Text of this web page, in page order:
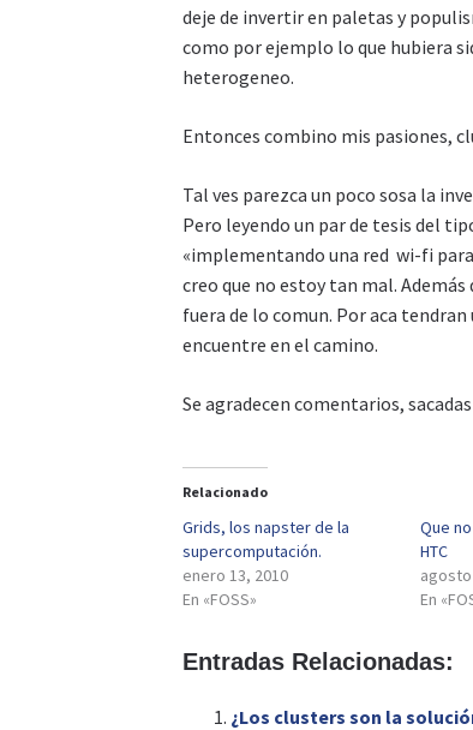
deje de invertir en paletas y
como por ejemplo lo que hubiera
heterogeneo.
Entonces combino mis pasiones,
Tal ves parezca un poco sosa la
Pero leyendo un par de tesis del
«implementando una red wi-fi
creo que no estoy tan mal. Además
fuera de lo comun. Por aca
encuentre en el camino.
Se agradecen comentarios,
Relacionado
Grids, los napster de la
supercomputación.
enero 13, 2010
En «FOSS»
Que
HTC
En
Entradas Relacionadas:
¿Los clusters son la